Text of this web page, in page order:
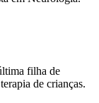
filha de
de crianças.